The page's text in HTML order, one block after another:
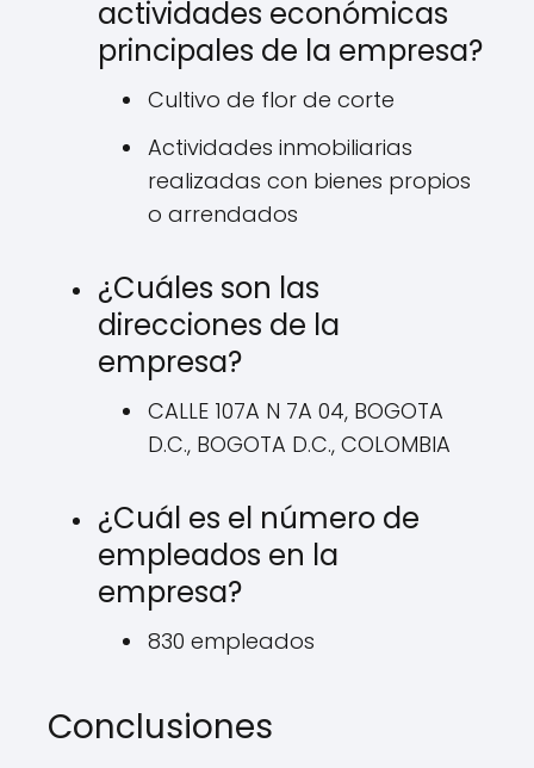
actividades económicas
principales de la empresa?
Cultivo de flor de corte
Actividades inmobiliarias
realizadas con bienes propios
o arrendados
¿Cuáles son las
direcciones de la
empresa?
CALLE 107A N 7A 04, BOGOTA
D.C., BOGOTA D.C., COLOMBIA
¿Cuál es el número de
empleados en la
empresa?
830 empleados
Conclusiones